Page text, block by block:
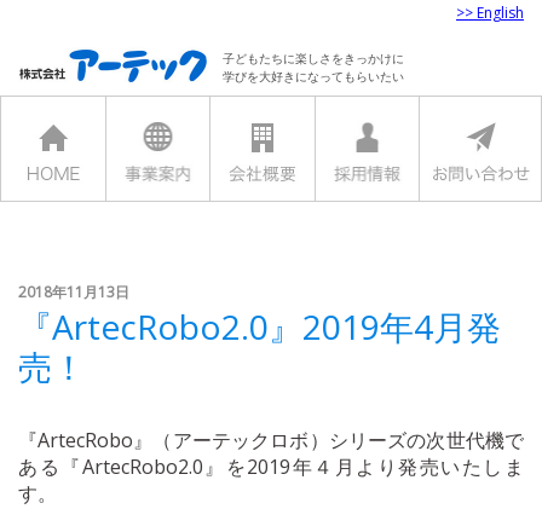
>> English
子どもたちに楽しさをきっかけに
学びを大好きになってもらいたい
2018年11月13日
『ArtecRobo2.0』2019年4月発
売！
『ArtecRobo』（アーテックロボ）シリーズの次世代機で
ある『ArtecRobo2.0』を2019年４月より発売いたしま
す。